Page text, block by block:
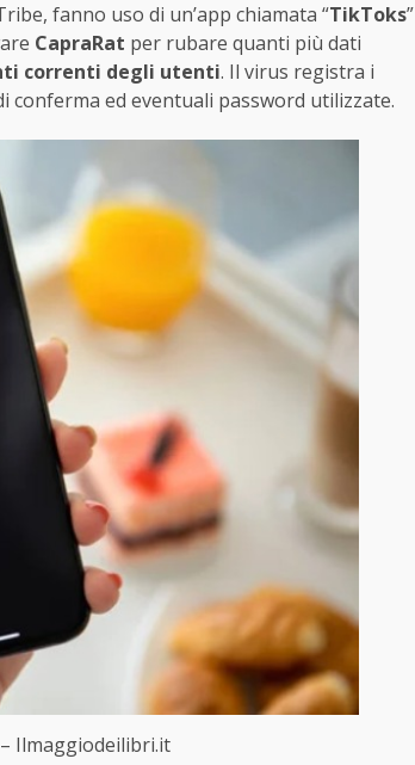
fanno uso di un’app chiamata “TikToks”
CapraRat per rubare quanti più dati
correnti degli utenti. Il virus registra i
conferma ed eventuali password utilizzate.
Ilmaggiodeilibri.it